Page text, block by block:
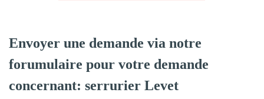
Envoyer une demande via notre
forumulaire pour votre demande
concernant: serrurier Levet